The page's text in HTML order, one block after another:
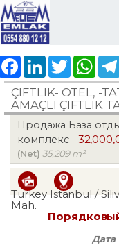
FacebookLinkedInTwitter
ÇIFTLIK- OTEL, -
AMAÇLI ÇIFTLIK
Продажа База
комплекс
(Net) 35,209 m²
Turkey Istanbul /
Mah.
Дата